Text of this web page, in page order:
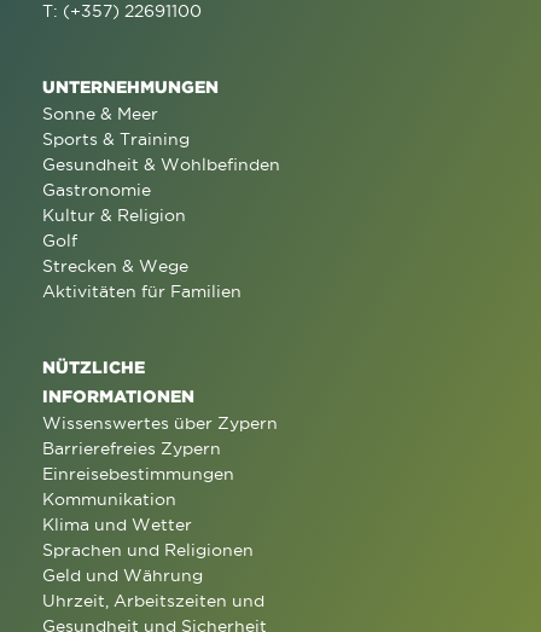
T: (+357) 22691100
UNTERNEHMUNGEN
Sonne & Meer
Sports & Training
Gesundheit & Wohlbefinden
Gastronomie
Kultur & Religion
Golf
Strecken & Wege
Aktivitäten für Familien
NÜTZLICHE
INFORMATIONEN
Wissenswertes über Zypern
Barrierefreies Zypern
Einreisebestimmungen
Kommunikation
Klima und Wetter
Sprachen und Religionen
Geld und Währung
Uhrzeit, Arbeitszeiten und
Gesundheit und Sicherheit